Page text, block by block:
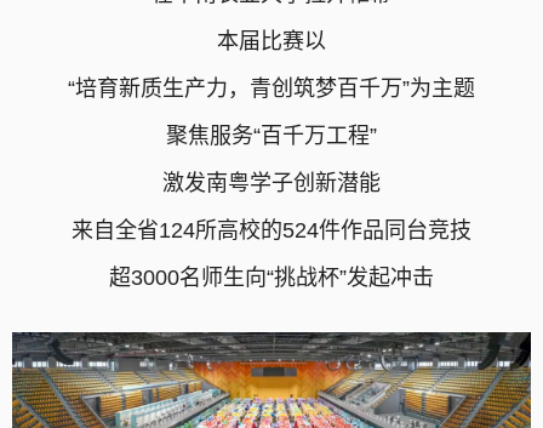
本届比赛以
“培育新质生产力，青创筑梦百千万”为主题
聚焦服务“百千万工程”
激发南粤学子创新潜能
来自全省124所高校的524件作品同台竞技
超3000名师生向“挑战杯”发起冲击